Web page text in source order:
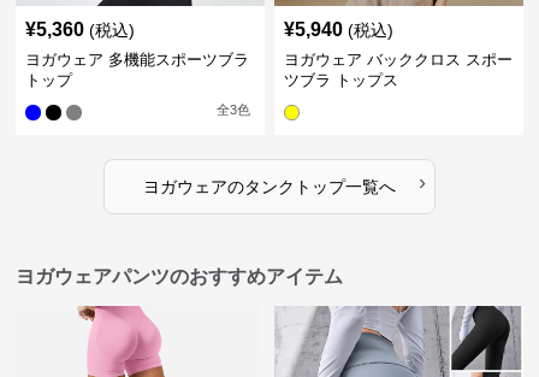
¥5,360 (税込)
ヨガウェア 多機能スポーツブラ
トップ
全3色
¥5,940 (税込)
ヨガウェア バッククロス スポー
ツブラ トップス
ヨガウェアのタンクトップ一覧へ ›
ヨガウェアパンツのおすすめアイテム